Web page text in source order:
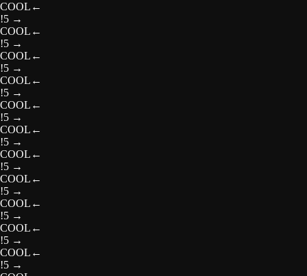
COOL ←
!5 →
COOL ←
!5 →
COOL ←
!5 →
COOL ←
!5 →
COOL ←
!5 →
COOL ←
!5 →
COOL ←
!5 →
COOL ←
!5 →
COOL ←
!5 →
COOL ←
!5 →
COOL ←
!5 →